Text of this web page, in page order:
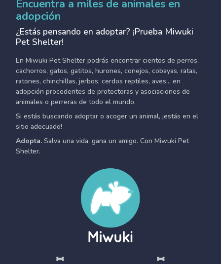
Encuentra a miles de animales en
adopción
¿Estás pensando en adoptar? ¡Prueba Miwuki
Pet Shelter!
En Miwuki Pet Shelter podrás encontrar cientos de perros,
cachorros, gatos, gatitos, hurones, conejos, cobayas, ratas,
ratones, chinchillas, jerbos, cerdos reptiles, aves... en
adopción procedentes de protectoras y asociaciones de
animales o perreras de todo el mundo.
Si estás buscando adoptar o acoger un animal, ¡estás en el
sitio adecuado!
Adopta. Salva una vida, gana un amigo. Con Miwuki Pet
Shelter.